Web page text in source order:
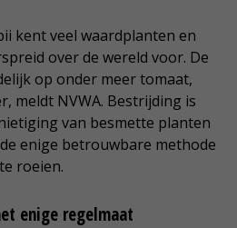
kent veel waardplanten en
over de wereld voor. De
op onder meer tomaat,
meldt NVWA. Bestrijding is
van besmette planten
enige betrouwbare methode
roeien.
enige regelmaat